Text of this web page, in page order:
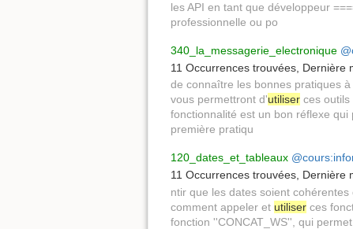
les API en tant que développeur
professionnelle ou po
340_la_messagerie_electronique
11 Occurrences trouvées Dernière
de connaître les bonnes pratiques
vous permettront d'utiliser ces
fonctionnalité est un bon réflexe
première pratiqu
120_dates_et_tableaux
11 Occurrences trouvées Dernière
ntir que les dates soient cohérentes
comment appeler et utiliser ces
fonction ''CONCAT_WS'', qui